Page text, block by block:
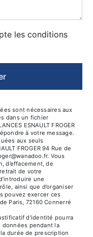
les conditions
sont nécessaires aux
dans un fichier
ESNAULT FROGER
à votre message.
aux seuls
FROGER 94 Rue de
Vous
d’effacement, de
de votre
une
ainsi que d’organiser
pouvez exercer ces
Paris, 72160 Connerré
d'identité pourra
données pendant la
durée de prescription